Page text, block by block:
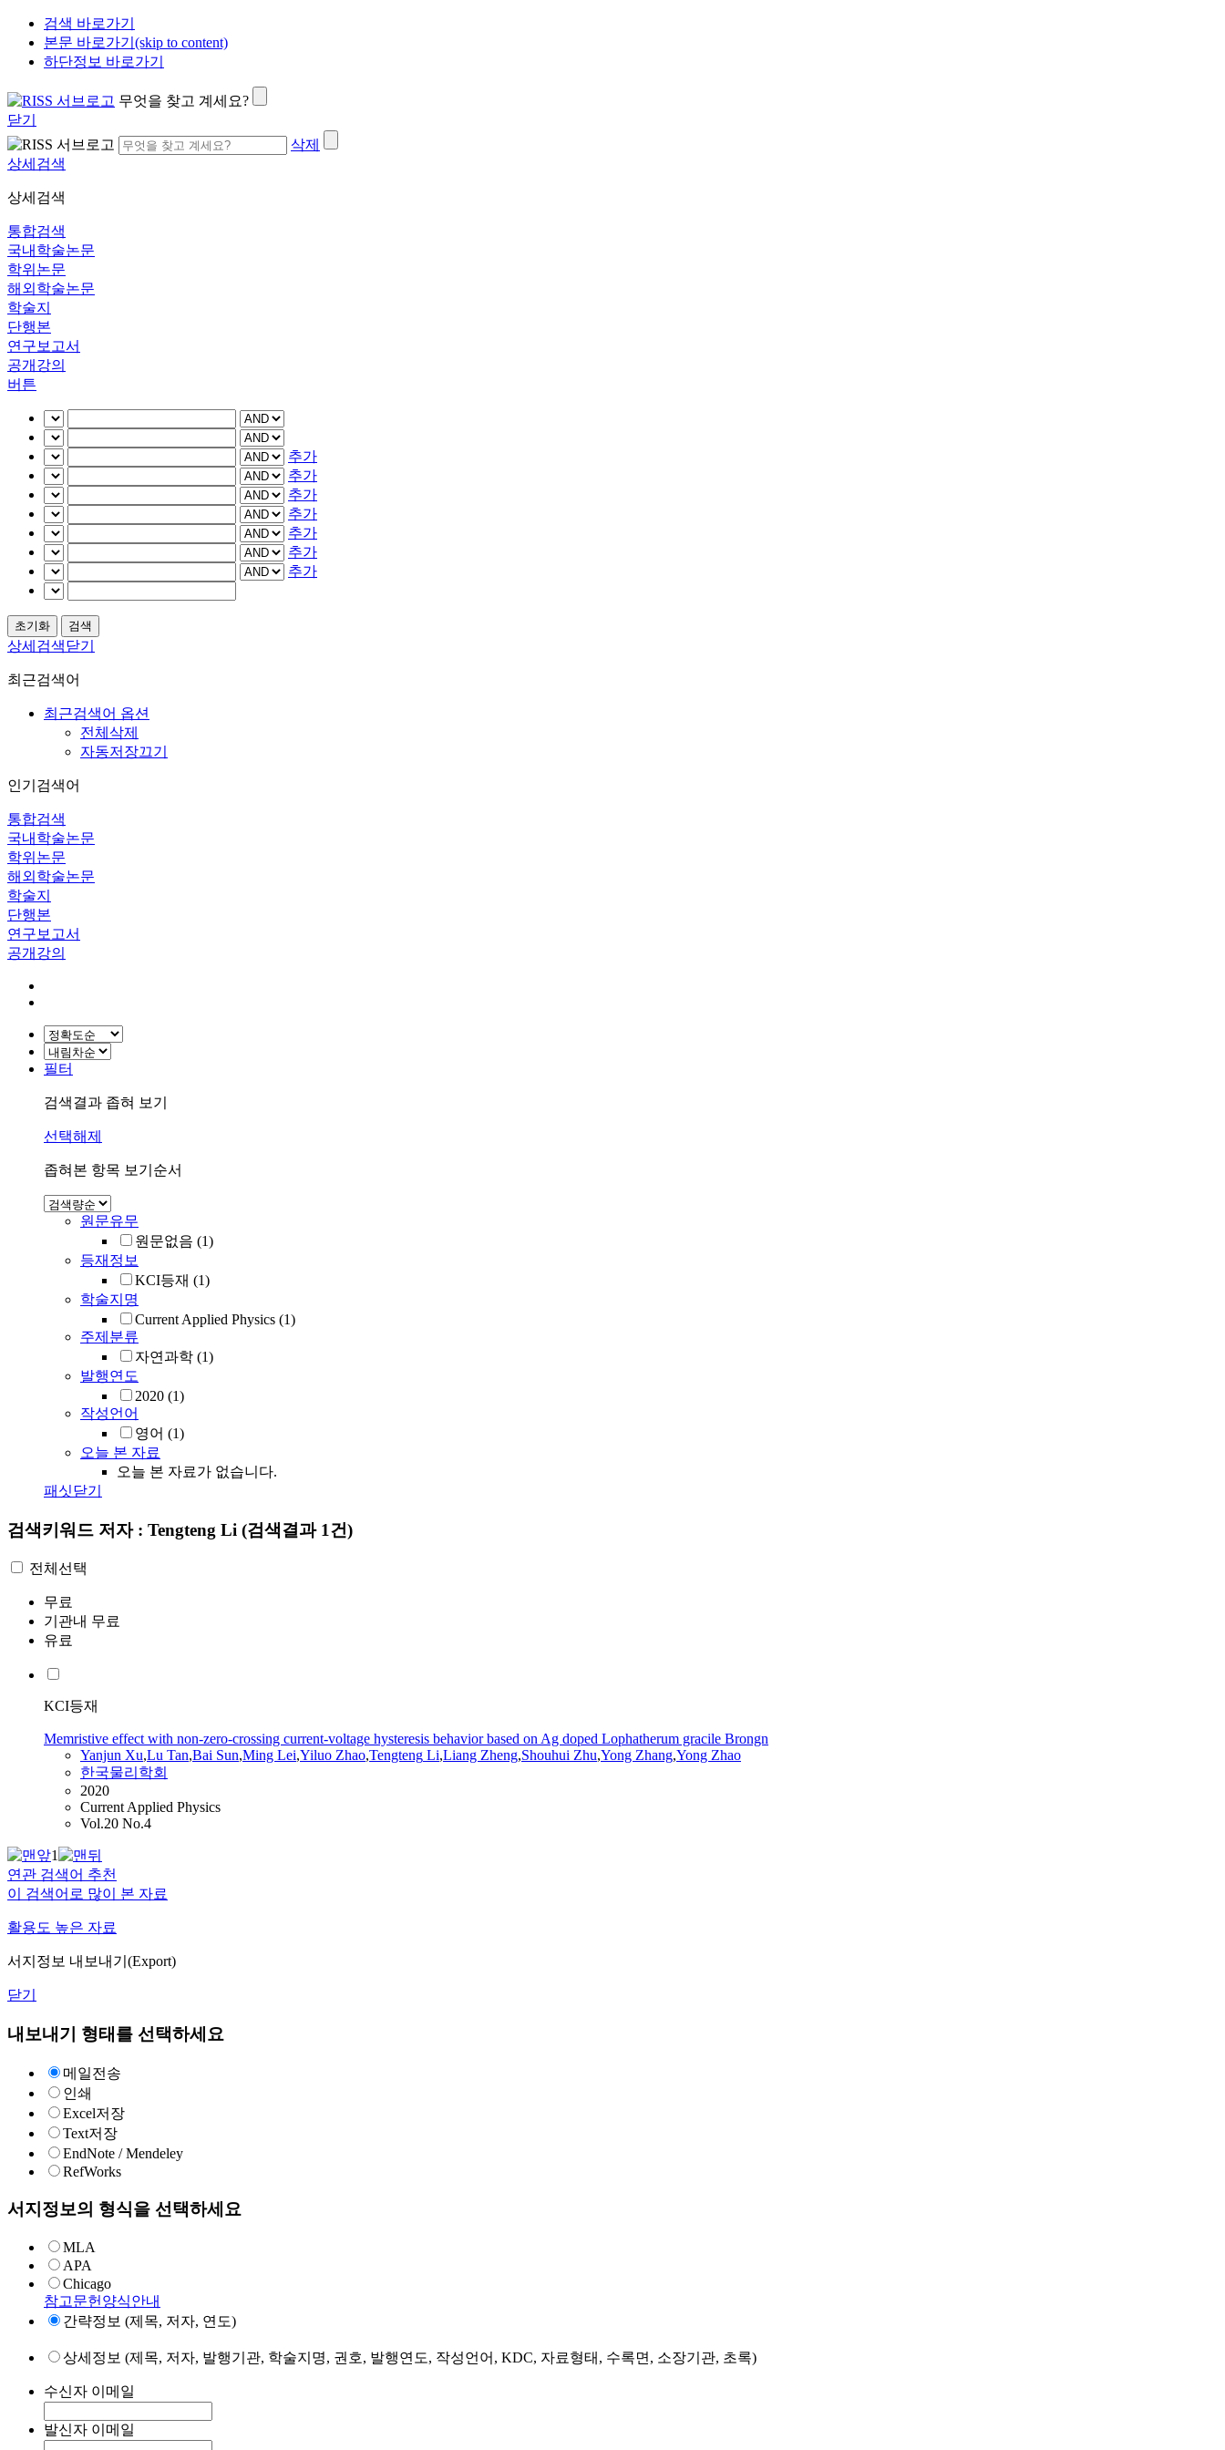
검색 바로가기
본문 바로가기(skip to content)
하단정보 바로가기
무엇을 찾고 계세요?
닫기
삭제
상세검색
상세검색
통합검색
국내학술논문
학위논문
해외학술논문
학술지
단행본
연구보고서
공개강의
버튼
추가
추가
추가
추가
추가
추가
추가
상세검색닫기
최근검색어
최근검색어 옵션
전체삭제
자동저장끄기
인기검색어
통합검색
국내학술논문
학위논문
해외학술논문
학술지
단행본
연구보고서
공개강의
필터
검색결과 좁혀 보기
선택해제
좁혀본 항목 보기순서
원문유무
원문없음 (1)
등재정보
KCI등재 (1)
학술지명
Current Applied Physics (1)
주제분류
자연과학 (1)
발행연도
2020 (1)
작성언어
영어 (1)
오늘 본 자료
오늘 본 자료가 없습니다.
패싯닫기
검색키워드 저자 : Tengteng Li (검색결과 1건)
전체선택
무료
기관내 무료
유료
KCI등재
Memristive effect with non-zero-crossing current-voltage hysteresis behavior based on Ag doped Lophatherum gracile Brongn
Yanjun Xu,Lu Tan,Bai Sun,Ming Lei,Yiluo Zhao,Tengteng Li,Liang Zheng,Shouhui Zhu,Yong Zhang,Yong Zhao
한국물리학회
2020
Current Applied Physics
Vol.20 No.4
1
연관 검색어 추천
이 검색어로 많이 본 자료
활용도 높은 자료
서지정보 내보내기(Export)
닫기
내보내기 형태를 선택하세요
메일전송
인쇄
Excel저장
Text저장
EndNote / Mendeley
RefWorks
서지정보의 형식을 선택하세요
MLA
APA
Chicago
참고문헌양식안내
간략정보 (제목, 저자, 연도)
상세정보 (제목, 저자, 발행기관, 학술지명, 권호, 발행연도, 작성언어, KDC, 자료형태, 수록면, 소장기관, 초록)
수신자 이메일
발신자 이메일